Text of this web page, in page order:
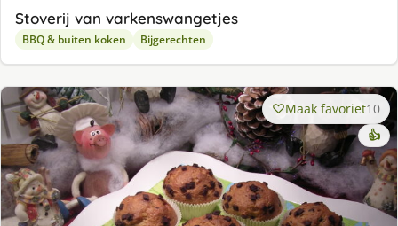
Stoverij van varkenswangetjes
BBQ & buiten koken Bijgerechten
Maak favoriet10
👍